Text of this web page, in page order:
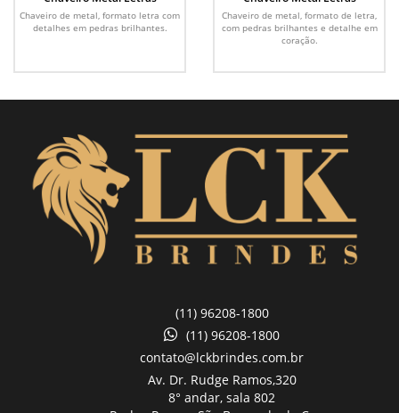
Chaveiro de metal, formato letra com
detalhes em pedras brilhantes.
Chaveiro de metal, formato de letra,
com pedras brilhantes e detalhe em
coração.
(11) 96208-1800
(11) 96208-1800
contato@lckbrindes.com.br
Av. Dr. Rudge Ramos,320
8° andar, sala 802